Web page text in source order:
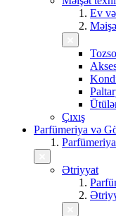
Ev
Çıxış
Parfümeriya və
Ətriyyat